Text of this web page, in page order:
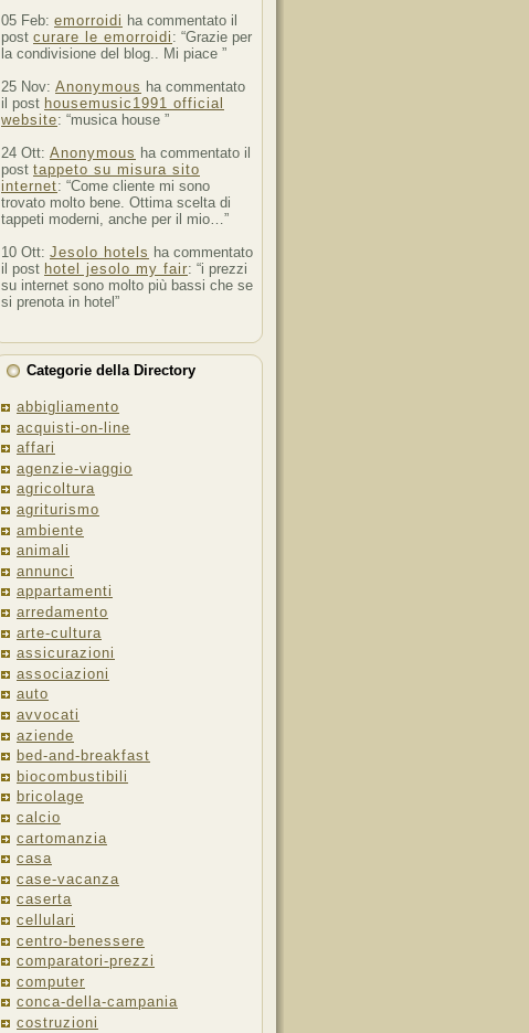
05 Feb: emorroidi ha commentato il
post curare le emorroidi : “Grazie per
la condivisione del blog.. Mi piace ”
25 Nov: Anonymous ha commentato
il post housemusic1991 official
website: “musica house ”
24 Ott: Anonymous ha commentato il
post tappeto su misura sito
internet: “Come cliente mi sono
trovato molto bene. Ottima scelta di
tappeti moderni, anche per il mio…”
10 Ott: Jesolo hotels ha commentato
il post hotel jesolo my fair: “i prezzi
su internet sono molto più bassi che se
si prenota in hotel”
Categorie della Directory
abbigliamento
acquisti-on-line
affari
agenzie-viaggio
agricoltura
agriturismo
ambiente
animali
annunci
appartamenti
arredamento
arte-cultura
assicurazioni
associazioni
auto
avvocati
aziende
bed-and-breakfast
biocombustibili
bricolage
calcio
cartomanzia
casa
case-vacanza
caserta
cellulari
centro-benessere
comparatori-prezzi
computer
conca-della-campania
costruzioni